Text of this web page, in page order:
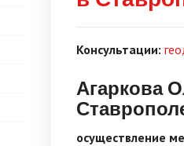
Консультации:
Агаркова
осуществление